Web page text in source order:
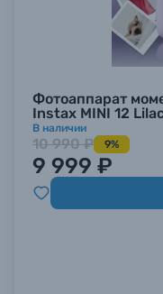
Фотоаппарат
Instax MINI 12
В наличии
10 990 ₽ 9%
9 999 ₽